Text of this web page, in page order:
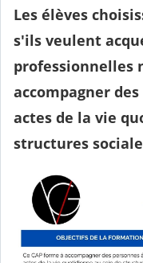
Les élèves
s'ils veulent
professionnelles
accompagner
actes de la vie
structures